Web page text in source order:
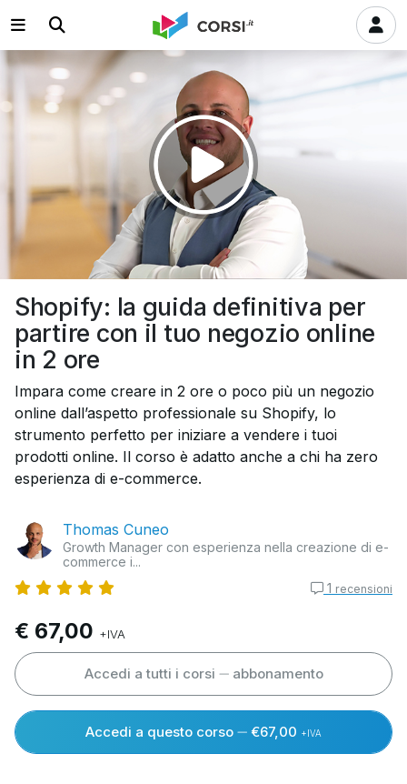
Shopify: la guida definitiva per
partire con il tuo negozio online
in 2 ore
Impara come creare in 2 ore o poco più un negozio
online dall’aspetto professionale su Shopify, lo
strumento perfetto per iniziare a vendere i tuoi
prodotti online. Il corso è adatto anche a chi ha zero
esperienza di e-commerce.
Thomas Cuneo
Growth Manager con esperienza nella creazione di e-
commerce i...
1 recensioni
€ 67,00 +IVA
Accedi a tutti i corsi abbonamento
Accedi a questo corso €67,00 +IVA
Riprodurre
il
video